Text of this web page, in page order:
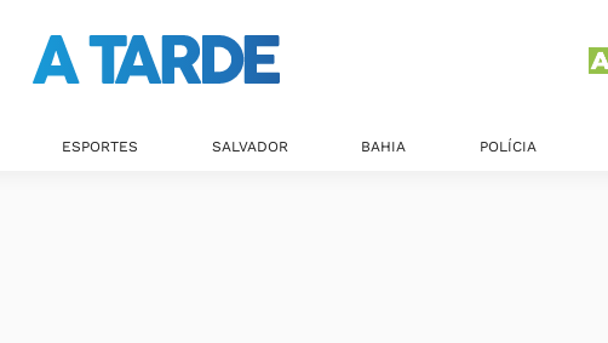
ESPORTES SALVADOR BAHIA POLÍCIA